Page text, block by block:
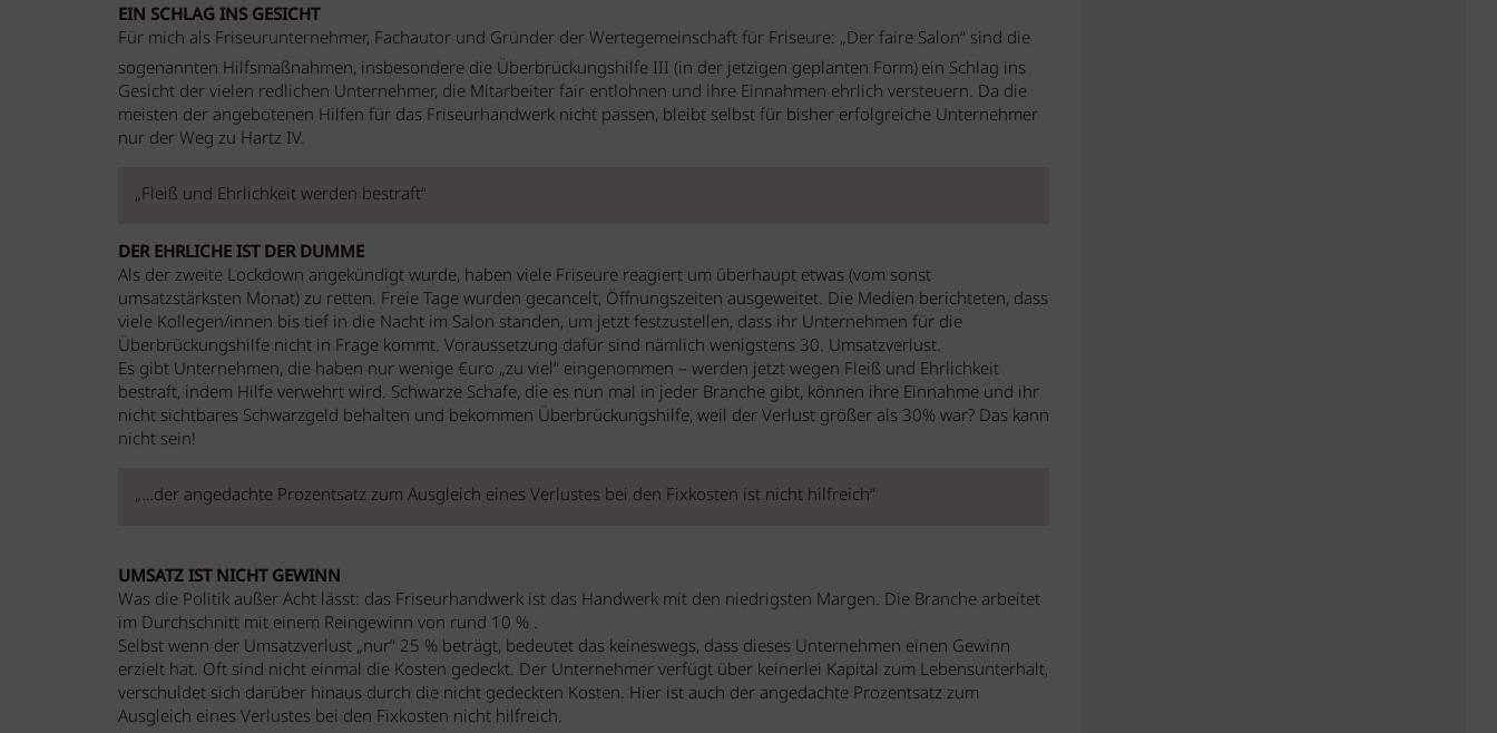
EIN SCHLAG INS GESICHT
Für mich als Friseurunternehmer, Fachautor und Gründer der Wertegemeinschaft für Friseure: „Der faire Salon“ sind die
sogenannten Hilfsmaßnahmen, insbesondere die Überbrückungshilfe III (in der jetzigen geplanten Form)ein Schlag ins
Gesicht der vielen redlichen Unternehmer, die Mitarbeiter fair entlohnen und ihre Einnahmen ehrlich versteuern. Da die
meisten der angebotenen Hilfen für das Friseurhandwerk nicht passen, bleibt selbst für bisher erfolgreiche Unternehmer
nur der Weg zu Hartz IV.
„Fleiß und Ehrlichkeit werden bestraft“
DER EHRLICHE IST DER DUMME
Als der zweite Lockdown angekündigt wurde, haben viele Friseure reagiert um überhaupt etwas (vom sonst
umsatzstärksten Monat) zu retten. Freie Tage wurden gecancelt, Öffnungszeiten ausgeweitet. Die Medien berichteten, dass
viele Kollegen/innen bis tief in die Nacht im Salon standen, um jetzt festzustellen, dass ihr Unternehmen für die
Überbrückungshilfe nicht in Frage kommt. Voraussetzung dafür sind nämlich wenigstens 30. Umsatzverlust.
Es gibt Unternehmen, die haben nur wenige €uro „zu viel“ eingenommen – werden jetzt wegen Fleiß und Ehrlichkeit
bestraft, indem Hilfe verwehrt wird. Schwarze Schafe, die es nun mal in jeder Branche gibt, können ihre Einnahme und ihr
nicht sichtbares Schwarzgeld behalten und bekommen Überbrückungshilfe, weil der Verlust größer als 30% war? Das kann
nicht sein!
„…der angedachte Prozentsatz zum Ausgleich eines Verlustes bei den Fixkosten ist nicht hilfreich“
UMSATZ IST NICHT GEWINN
Was die Politik außer Acht lässt: das Friseurhandwerk ist das Handwerk mit den niedrigsten Margen. Die Branche arbeitet
im Durchschnitt mit einem Reingewinn von rund 10 % .
Selbst wenn der Umsatzverlust „nur“ 25 % beträgt, bedeutet das keineswegs, dass dieses Unternehmen einen Gewinn
erzielt hat. Oft sind nicht einmal die Kosten gedeckt. Der Unternehmer verfügt über keinerlei Kapital zum Lebensunterhalt,
verschuldet sich darüber hinaus durch die nicht gedeckten Kosten. Hier ist auch der angedachte Prozentsatz zum
Ausgleich eines Verlustes bei den Fixkosten nicht hilfreich.